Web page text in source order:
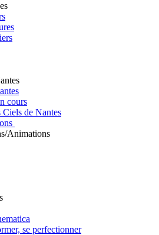
cours
de Nantes
Animations
se perfectionner